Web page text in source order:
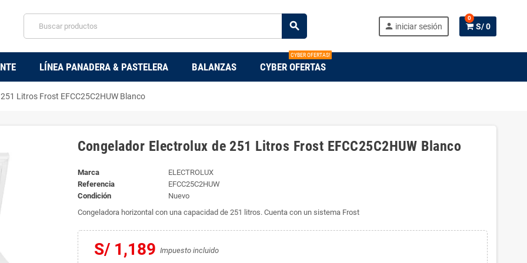
search person iniciar sesión
0
S/ 0
LÍNEA PANADERA & PASTELERA BALANZAS CYBER OFERTAS
CYBER OFERTAS!
Litros Frost EFCC25C2HUW Blanco
Congelador Electrolux de 251 Litros Frost EFCC25C2HUW Blanco
Marca
ELECTROLUX
Referencia
EFCC25C2HUW
Condición
Nuevo
Congeladora horizontal con una capacidad de 251 litros. Cuenta con un sistema Frost
S/ 1,189Impuesto incluido